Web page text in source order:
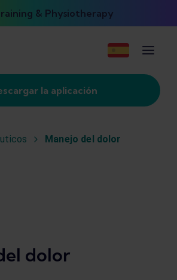
& Physiotherapy
la aplicación
Manejo del dolor
dolor